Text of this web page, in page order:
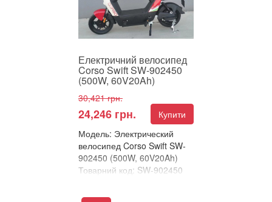
Електричний велосипед
Corso Swift SW-902450
(500W, 60V20Ah)
30,421 грн.
24,246 грн.
Купити
Модель: Электрический
велосипед Corso Swift SW-
902450 (500W, 60V20Ah)
Товарний код: SW-902450
Порівняти